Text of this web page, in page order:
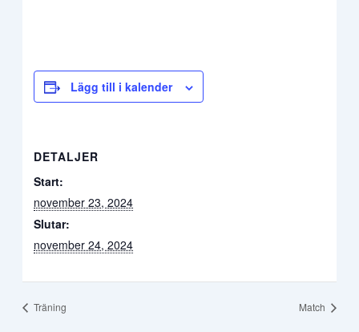
Lägg till i kalender
DETALJER
Start:
november 23, 2024
Slutar:
november 24, 2024
Träning Match